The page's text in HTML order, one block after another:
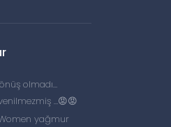
olmadı…
…😡😡
yağmur